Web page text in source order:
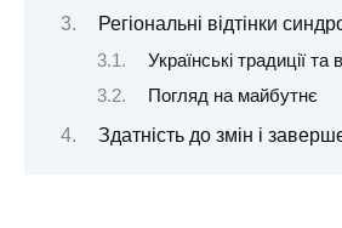
Регіональні відтінки
Українські традиції та
Погляд на майбутнє
Здатність до змін і